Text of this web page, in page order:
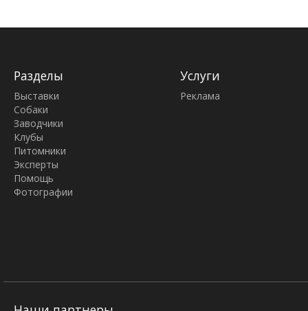
Разделы
Выставки
Собаки
Заводчики
Клубы
Питомники
Эксперты
Помощь
Фотографии
Услуги
Реклама